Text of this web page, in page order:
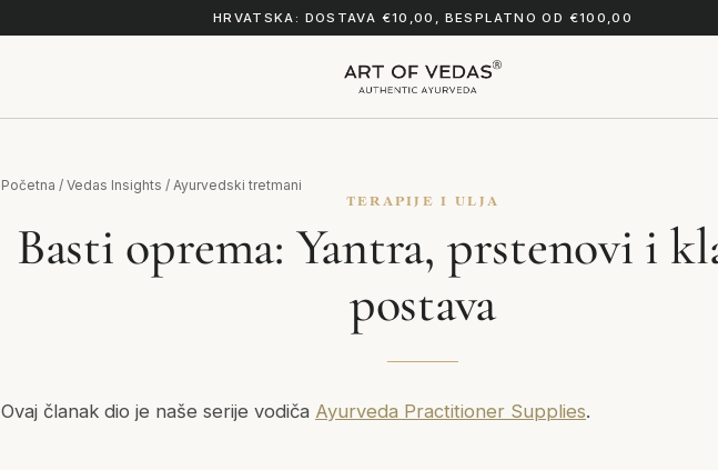
HRVATSKA: DOSTAVA €10,00, BESPLATNO OD €100,00
Početna / Vedas Insights / Ayurvedski tretmani
TERAPIJE I ULJA
Basti oprema: Yantra, prstenovi i
postava
Ovaj članak dio je naše serije vodiča Ayurveda Practitioner Supplies.